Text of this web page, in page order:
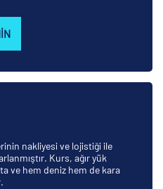
nakliyesi ve lojistiği ile
Kurs, ağır yük
ve hem deniz hem de kara